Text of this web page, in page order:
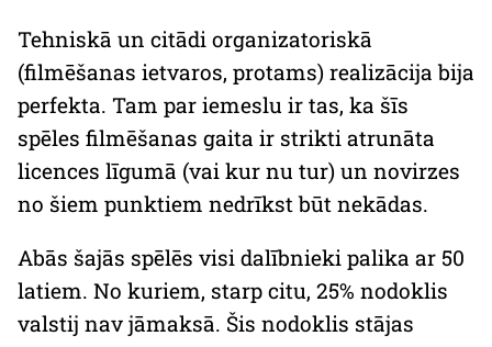
Tehniskā un citādi organizatoriskā
(filmēšanas ietvaros, protams) realizācija bija
perfekta. Tam par iemeslu ir tas, ka šīs
spēles filmēšanas gaita ir strikti atrunāta
licences līgumā (vai kur nu tur) un novirzes
no šiem punktiem nedrīkst būt nekādas.
Abās šajās spēlēs visi dalībnieki palika ar 50
latiem. No kuriem, starp citu, 25% nodoklis
valstij nav jāmaksā. Šis nodoklis stājas